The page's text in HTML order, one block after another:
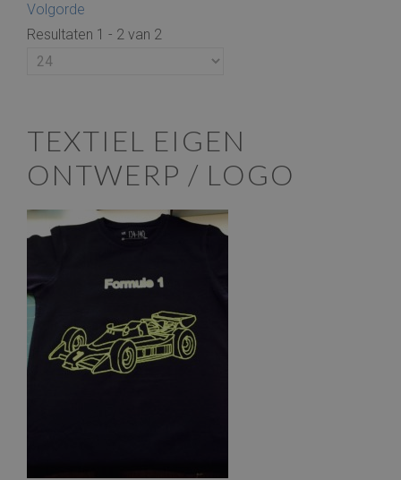
Volgorde
Resultaten 1 - 2 van 2
TEXTIEL EIGEN
ONTWERP / LOGO